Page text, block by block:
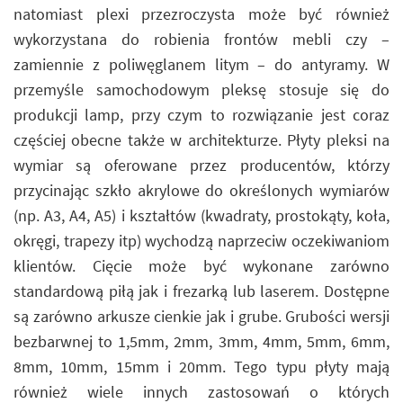
natomiast plexi przezroczysta może być również
wykorzystana do robienia frontów mebli czy –
zamiennie z poliwęglanem litym – do antyramy. W
przemyśle samochodowym pleksę stosuje się do
produkcji lamp, przy czym to rozwiązanie jest coraz
częściej obecne także w architekturze. Płyty pleksi na
wymiar są oferowane przez producentów, którzy
przycinając szkło akrylowe do określonych wymiarów
(np. A3, A4, A5) i kształtów (kwadraty, prostokąty, koła,
okręgi, trapezy itp) wychodzą naprzeciw oczekiwaniom
klientów. Cięcie może być wykonane zarówno
standardową piłą jak i frezarką lub laserem. Dostępne
są zarówno arkusze cienkie jak i grube. Grubości wersji
bezbarwnej to 1,5mm, 2mm, 3mm, 4mm, 5mm, 6mm,
8mm, 10mm, 15mm i 20mm. Tego typu płyty mają
również wiele innych zastosowań o których